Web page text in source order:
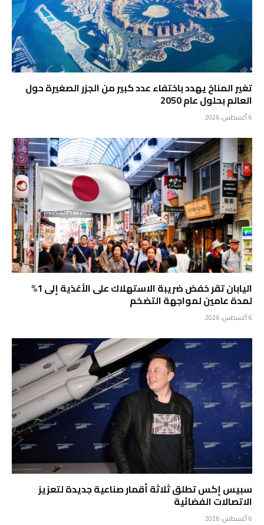
تغير المناخ يهدد باختفاء عدد كبير من الجزر الصغيرة حول
العالم بحلول عام 2050
6 أغسطس، 2026
اليابان تقر خفض ضريبة الاستهلاك على الأغذية إلى 1%
لمدة عامين لمواجهة التضخم
6 أغسطس، 2026
سبيس إكس تطلق ثلاثة أقمار صناعية جديدة لتعزيز
الاتصالات الفضائية
6 أغسطس، 2026